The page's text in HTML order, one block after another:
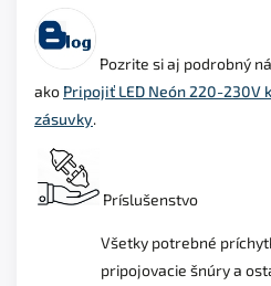
Pozrite si aj podrobný
ako Pripojiť LED Neón 220-230V
zásuvky.
Príslušenstvo
Všetky potrebné
pripojovacie šnúry a